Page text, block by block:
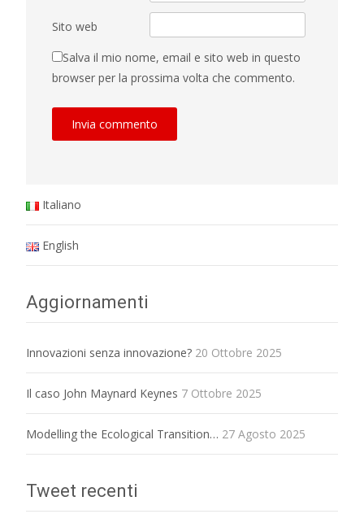
Sito web
Salva il mio nome, email e sito web in questo
browser per la prossima volta che commento.
Italiano
English
Aggiornamenti
Innovazioni senza innovazione? 20 Ottobre 2025
Il caso John Maynard Keynes 7 Ottobre 2025
Modelling the Ecological Transition… 27 Agosto 2025
Tweet recenti